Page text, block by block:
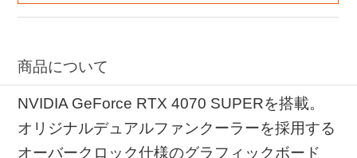
商品について
NVIDIA GeForce RTX 4070 SUPERを搭載。
オリジナルデュアルファンクーラーを採用する
オーバークロック仕様のグラフィックボード